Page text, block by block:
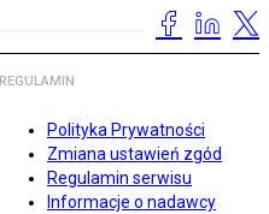
REGULAMIN
Polityka Prywatności
Zmiana ustawień zgód
Regulamin serwisu
Informacje o nadawcy